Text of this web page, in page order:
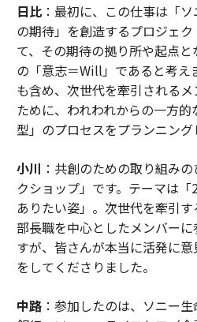
日比：最初に、この仕事は「
の期待」を創造するプロジェ
て、その期待の拠り所や起点
の「意志＝Will」であると考え
も含め、次世代を牽引される
ために、われわれからの一方
型」のプロセスをプランニング
小川 ：共創のための取り組み
クショップ」です。テーマは
ありたい姿」。次世代を牽引す
部長職を中心としたメンバー
すが、皆さんが本当に活発に
をしてくださりました。
中路：参加したのは、ソニー